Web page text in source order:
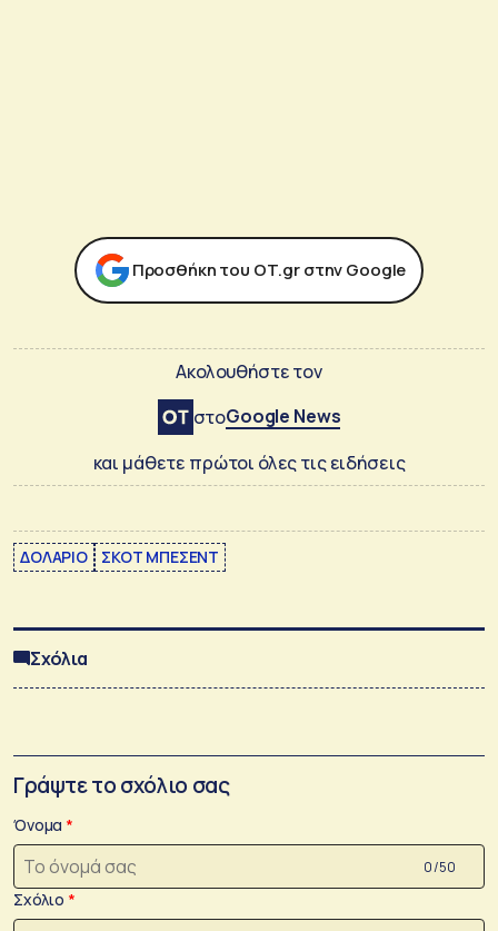
Προσθήκη του ΟΤ.gr στην Google
Ακολουθήστε τον
στοGoogle News
και μάθετε πρώτοι όλες τις ειδήσεις
ΔΟΛΑΡΙΟ ΣΚΟΤ ​​ΜΠΕΣΕΝΤ
Σχόλια
Γράψτε το σχόλιο σας
Όνομα
0 /50
Σχόλιο